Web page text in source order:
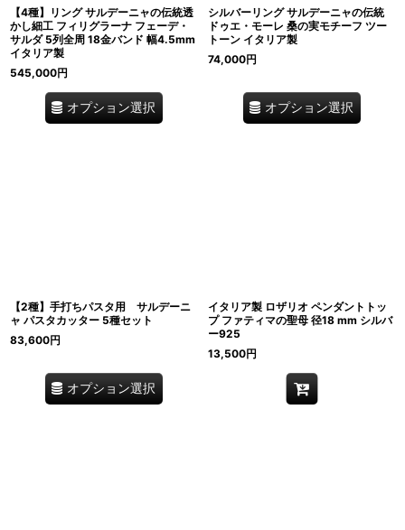
【4種】リング サルデーニャの伝統透
かし細工 フィリグラーナ フェーデ・
サルダ 5列全周 18金バンド 幅4.5mm
イタリア製
545,000円
オプション選択
シルバーリング サルデーニャの伝統
ドゥエ・モーレ 桑の実モチーフ ツー
トーン イタリア製
74,000円
オプション選択
【2種】手打ちパスタ用 サルデーニ
ャ パスタカッター 5種セット
83,600円
オプション選択
イタリア製 ロザリオ ペンダントトッ
プ ファティマの聖母 径18 mm シルバ
ー925
13,500円